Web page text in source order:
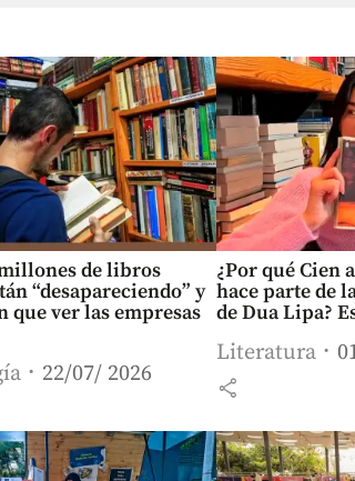
de libros
“desapareciendo” y
que ver las empresas
22/07/ 2026
¿Por qué Cien
hace parte de
de Dua Lipa?
Literatura
share